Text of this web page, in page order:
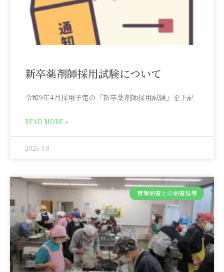
新卒薬剤師採用試験について
令和9年4月採用予定の「新卒薬剤師採用試験」を下記
READ MORE »
2026.4.8
管理栄養士の栄養指導